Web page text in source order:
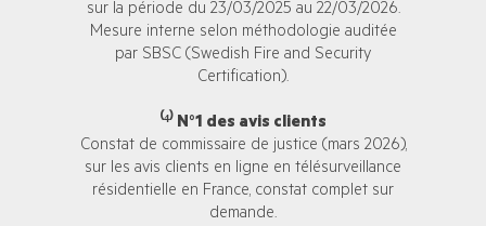
sur la période du 23/03/2025 au 22/03/2026.
Mesure interne selon méthodologie auditée
par SBSC (Swedish Fire and Security
Certification).
⁽⁴⁾ N°1 des avis clients
Constat de commissaire de justice (mars 2026),
sur les avis clients en ligne en télésurveillance
résidentielle en France, constat complet sur
demande.